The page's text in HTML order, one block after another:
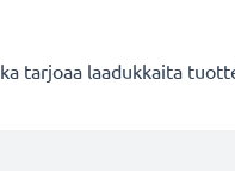
tarjoaa laadukkaita